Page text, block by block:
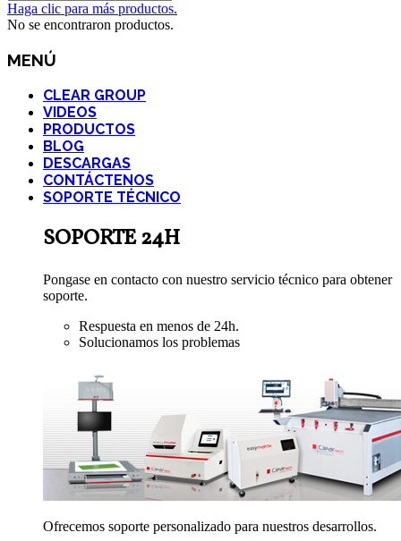
Haga clic para más productos.
No se encontraron productos.
MENÚ
CLEAR GROUP
VIDEOS
PRODUCTOS
BLOG
DESCARGAS
CONTÁCTENOS
SOPORTE TÉCNICO
SOPORTE 24H
Pongase en contacto con nuestro servicio técnico para obtener
soporte.
Respuesta en menos de 24h.
Solucionamos los problemas
Ofrecemos soporte personalizado para nuestros desarrollos.